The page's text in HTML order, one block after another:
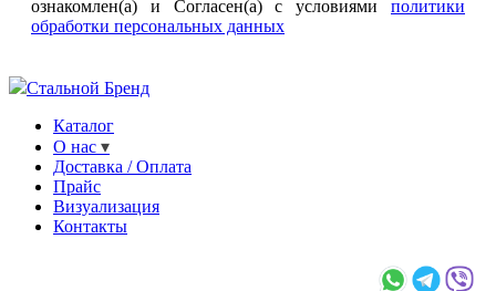
ознакомлен(а) и Согласен(а) с условиями политики
обработки персональных данных
Стальной Бренд
Каталог
О нас
Доставка / Оплата
Прайс
Визуализация
Контакты